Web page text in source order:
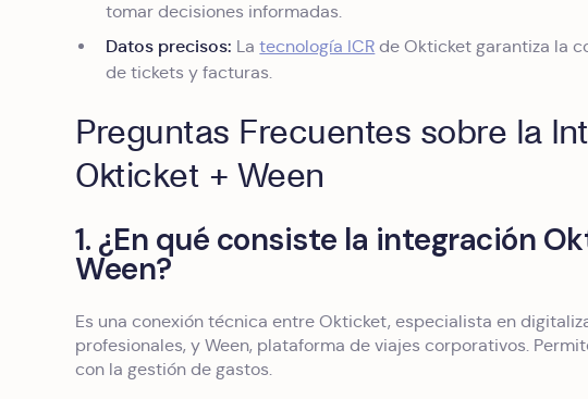
tomar decisiones informadas.
Datos precisos: Latecnología ICR de Okticket garantiza la
de tickets y facturas.
Preguntas Frecuentes sobre la
Okticket + Ween
1. ¿En qué consiste la integración
Ween?
Es una conexión técnica entre Okticket, especialista en
profesionales, y Ween, plataforma de viajes corporativos.
con la gestión de gastos.